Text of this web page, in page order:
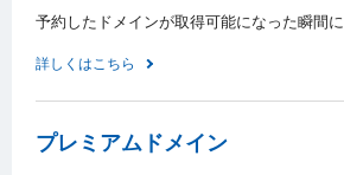
予約したドメインが取得可能になった瞬間
詳しくはこちら
プレミアムドメイン